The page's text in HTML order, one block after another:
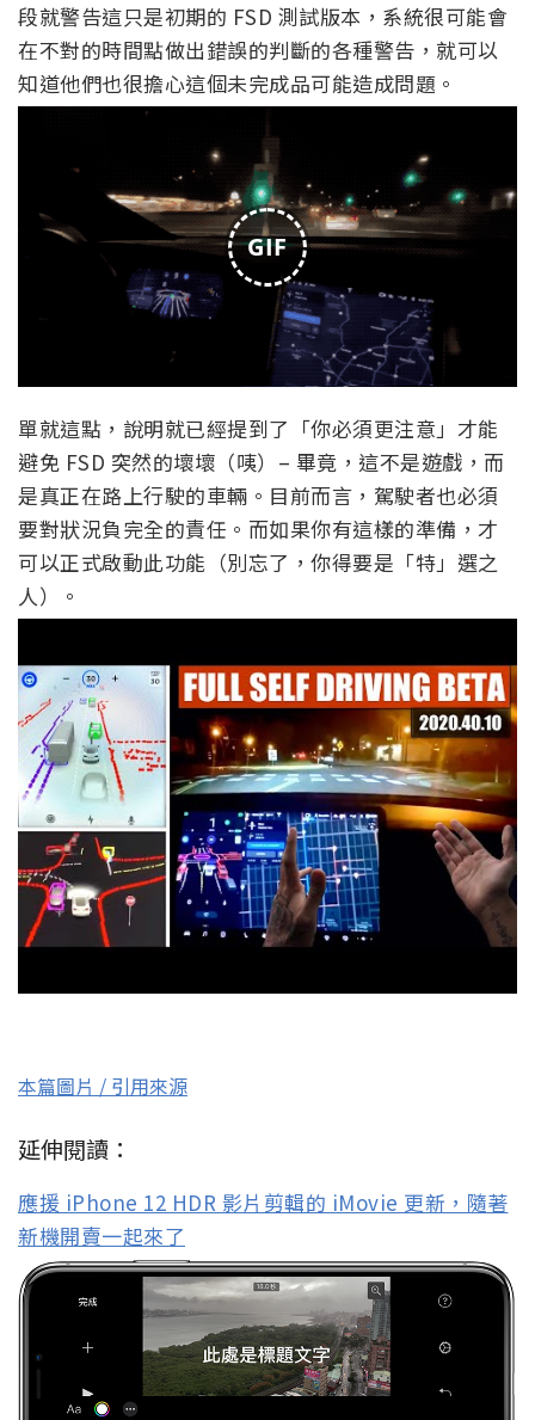
段就警告這只是初期的 FSD 測試版本，系統很可能會
在不對的時間點做出錯誤的判斷的各種警告，就可以
知道他們也很擔心這個未完成品可能造成問題。
GIF
單就這點，說明就已經提到了「你必須更注意」才能
避免 FSD 突然的壞壞（咦）– 畢竟，這不是遊戲，而
是真正在路上行駛的車輛。目前而言，駕駛者也必須
要對狀況負完全的責任。而如果你有這樣的準備，才
可以正式啟動此功能（別忘了，你得要是「特」選之
人）。
本篇圖片 / 引用來源
延伸閱讀：
應援 iPhone 12 HDR 影片剪輯的 iMovie 更新，隨著
新機開賣一起來了